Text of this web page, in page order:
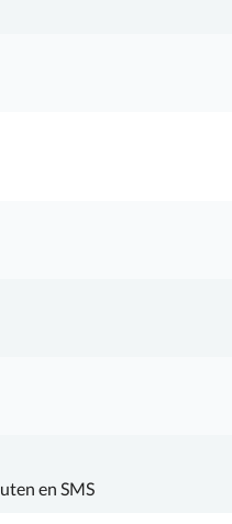
en SMS